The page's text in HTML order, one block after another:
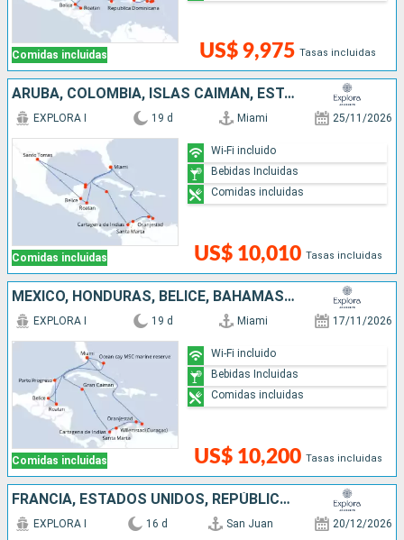
Comidas incluidas US$ 9,975 Tasas incluidas
ARUBA, COLOMBIA, ISLAS CAIMÁN, ESTADOS UNIDOS, MÉXICO, BELICE, HONDURAS
Comidas incluidas
EXPLORA I 19 d Miami 25/11/2026
US$ 10,010 Tasas incluidas
Wi-Fi incluido
Bebidas Incluidas
Comidas incluidas
MÉXICO, HONDURAS, BELICE, BAHAMAS, ARUBA, COLOMBIA, ISLAS CAIMÁN, ESTADOS UNIDOS
Comidas incluidas
EXPLORA I 19 d Miami 17/11/2026
US$ 10,200 Tasas incluidas
Wi-Fi incluido
Bebidas Incluidas
Comidas incluidas
FRANCIA, ESTADOS UNIDOS, REPÚBLICA DOMINICANA, ANTIGUA Y BARBUDA, PUERTO RICO
EXPLORA I 16 d San Juan 20/12/2026